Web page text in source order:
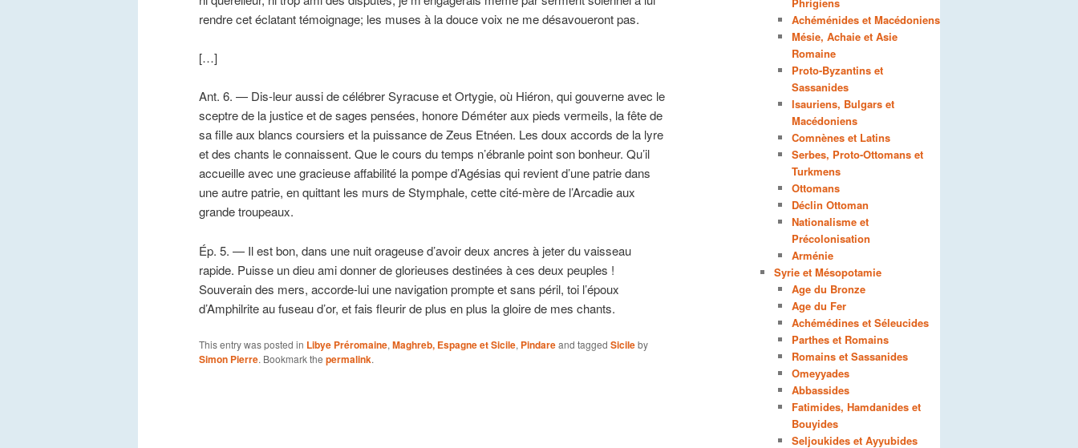
rendre cet éclatant témoignage; les muses à la douce voix ne me désavoueront pas.
[…]
Ant. 6. — Dis-leur aussi de célébrer Syracuse et Ortygie, où Hiéron, qui gouverne avec le
sceptre de la justice et de sages pensées, honore Déméter aux pieds vermeils, la fête de
sa fille aux blancs coursiers et la puissance de Zeus Etnéen. Les doux accords de la lyre
et des chants le connaissent. Que le cours du temps n’ébranle point son bonheur. Qu’il
accueille avec une gracieuse affabilité la pompe d’Agésias qui revient d’une patrie dans
une autre patrie, en quittant les murs de Stymphale, cette cité-mère de l’Arcadie aux
grande troupeaux.
Ép. 5. — Il est bon, dans une nuit orageuse d’avoir deux ancres à jeter du vaisseau
rapide. Puisse un dieu ami donner de glorieuses destinées à ces deux peuples !
Souverain des mers, accorde-lui une navigation prompte et sans péril, toi l’époux
d’Amphilrite au fuseau d’or, et fais fleurir de plus en plus la gloire de mes chants.
This entry was posted in Libye Préromaine, Maghreb, Espagne et Sicile, Pindareand tagged Sicileby
Simon Pierre. Bookmark the permalink.
Achéménides et Macédoniens
Mésie, Achaie et Asie
Romaine
Proto-Byzantins et
Sassanides
Isauriens, Bulgars et
Macédoniens
Comnènes et Latins
Serbes, Proto-Ottomans et
Turkmens
Ottomans
Déclin Ottoman
Nationalisme et
Précolonisation
Arménie
Syrie et Mésopotamie
Age du Bronze
Age du Fer
Achémédines et Séleucides
Parthes et Romains
Romains et Sassanides
Omeyyades
Abbassides
Fatimides, Hamdanides et
Bouyides
Seljoukides et Ayyubides